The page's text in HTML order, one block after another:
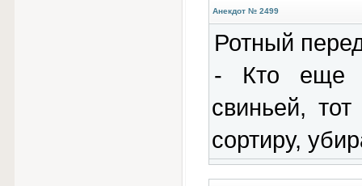
Анекдот № 2499
Ротный
- Кто еще
свиньей,
сортиру,